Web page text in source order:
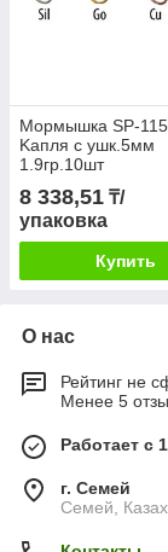
Мормышка SP-
Kапля с ушк.5мм
1.9гр.10шт
8 338,51 ₸/
упаковка
Купить
О нас
Рейтинг не
Менее 5
Работает с
г. Семей
Семей,